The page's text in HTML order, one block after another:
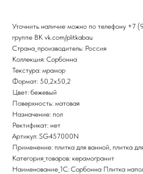
Уточнить наличие можно по телефону +7
группе ВК vk.com/plitkabau
Страна_производитель: Россия
Коллекция: Сорбонна
Текстура: мрамор
Формат: 50,2x50,2
Цвет: бежевый
Поверхность: матовая
Назначение: пол
Ректификат: нет
Артикул: SG457000N
Применение: плитка для ванной, плитка
Категория_товаров: керамогранит
Наименование_1С: Сорбонна Плитка